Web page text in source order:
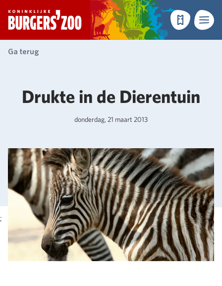
- Homepagina
TicketsMenu
Ga terug
;
Drukte in de Dierentuin
donderdag, 21 maart 2013